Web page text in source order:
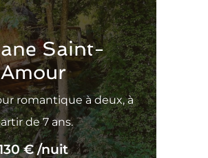
Saint-
Amour
romantique à deux, à
de 7 ans.
€/nuit